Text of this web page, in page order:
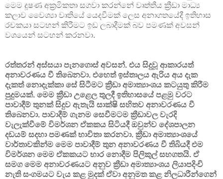
මෙම දූෂණ අක්‍රමිකතා සගවා කරන්නේ වෘත්තීය ක්‍රීඩා මාධ්‍ය
කලාව වෛශ්‍යා වෘතියේ යෙදවීමක් ලෙස අනාගතයේදී ඉතිහාස
රචකයා සටහන් කිරීමට ඉඩ ලබාදීමක් බව පමණක් අවසන්
වශයෙන් සටහන් කරනවා.
රත්තරන් අස්සයා පැනගොස් අවසන්. එය සිදුවූ ආකාරයත්
අනාවරණය වී තිබෙනවා. එහෙත් ඉස්තාලය ඇරිය අය දැක
දැකත් නොදැක්කා සේ සිටීමට ක්‍රීඩා අමාත්‍යාංශය කටයුතු කිරීම
පුදුමයක්. මෙම ක්‍රීඩා උළෙල තුලදී ඉතිහාසයේ පළමු වරට
පාවාදීම් තුනක් සිදුව ඇතැයි සාක්ෂි සහිතව අනාවරණය වී
තිබෙනවා. පාවාදීම් ගැනම සෙවීමටම ක්‍රීඩාවල වැරදි
වැලැක්වීමේ විමර්ශන ඒකකය සිටියදී ඔවුන්ව දේශපාලන
දඩයම් සදහා පමණක් භාවිතා කරනවා. ක්‍රීඩා අමාත්‍යාංශයේ
වාර්තාවකින්ම මෙම පාවාදීම් තුන අනාවරණය වී තිබියදී එම
විමර්ශන මෙම ඒකකයට භාර නොදීම පිලිකුල් සහගතයි. ඒ
සමග මෙම අනාවරණයට අනුව ක්‍රීඩා අමාත්‍යාංශය ලියාපදිංචි
නැති සංගමයට වැය කළ මුදක් ඒවා අනුමත කළ නිලධාරීන්ගෙන්